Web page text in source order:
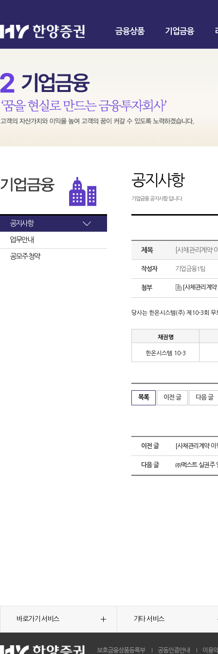
금융상품 기업금융
공지사항
업무안내
공모주 청약
공지사항
기업금융 공지사항 입니다.
제목 [사채관리계약
작성자 기업금융1팀
첨부 [사채관리계
당사는 한온시스템(주) 제 10-3회 무
채권명
한온시스템 10-3
목록 이전 글 다음 글
이전 글 [사채관리계약
다음 글 ㈜맥스트 실권주
바로가기 서비스 기타 서비스
보호금융상품등록부 공동인증안내 이용